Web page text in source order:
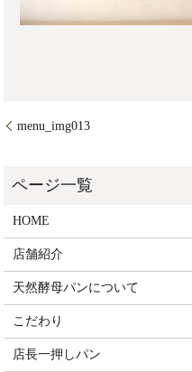
menu_img013
HOME
店舗紹介
天然酵母パンについて
こだわり
店長一押しパン